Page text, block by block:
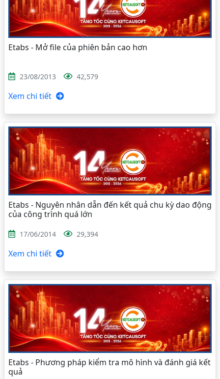
Etabs - Mở file của phiên bản cao hơn
23/08/2013 42,579
Xem chi tiết
Etabs - Nguyên nhân dẫn đến kết quả chu kỳ dao động
của công trình quá lớn
17/06/2014 29,394
Xem chi tiết
Etabs - Phương pháp kiểm tra mô hình và đánh giá kết
quả